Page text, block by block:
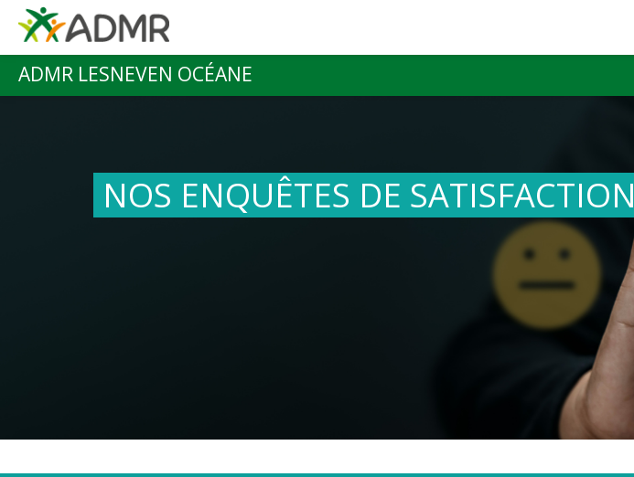
Aller au contenu principal
ADMR LESNEVEN OCÉANE
NOS ENQUÊTES DE SATISFACTION